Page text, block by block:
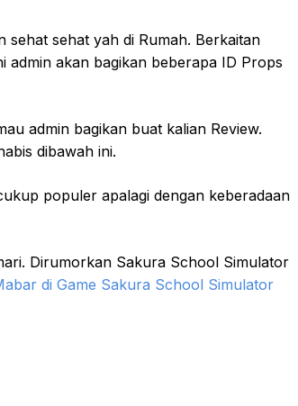
sehat sehat yah di Rumah. Berkaitan
admin akan bagikan beberapa ID Props
admin bagikan buat kalian Review.
dibawah ini.
populer apalagi dengan keberadaan
Dirumorkan Sakura School Simulator
di Game Sakura School Simulator